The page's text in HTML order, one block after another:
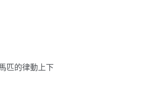
匹的律動上下